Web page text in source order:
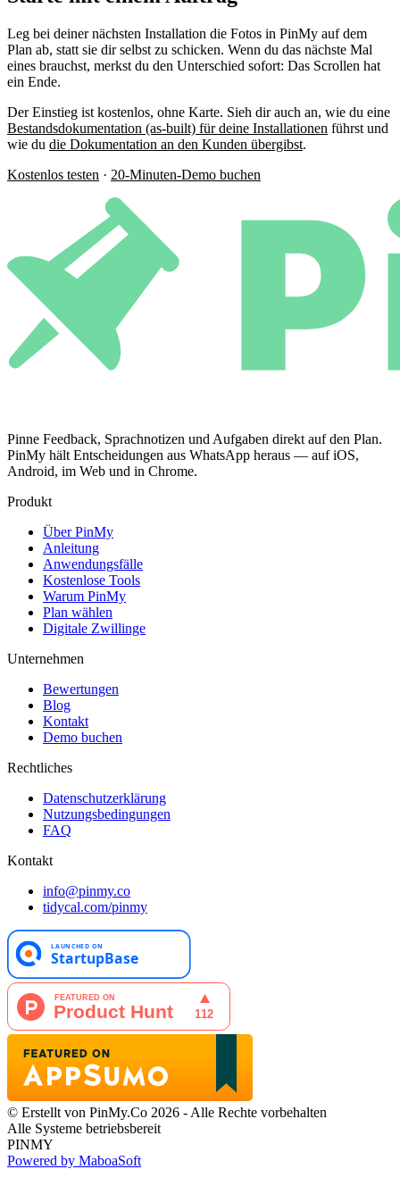
Leg bei deiner nächsten Installation die Fotos in PinMy auf dem
Plan ab, statt sie dir selbst zu schicken. Wenn du das nächste Mal
eines brauchst, merkst du den Unterschied sofort: Das Scrollen hat
ein Ende.
Der Einstieg ist kostenlos, ohne Karte. Sieh dir auch an, wie du eine
Bestandsdokumentation (as-built) für deine Installationen führst und
wie du die Dokumentation an den Kunden übergibst.
Kostenlos testen · 20-Minuten-Demo buchen
Pinne Feedback, Sprachnotizen und Aufgaben direkt auf den Plan.
PinMy hält Entscheidungen aus WhatsApp heraus — auf iOS,
Android, im Web und in Chrome.
Produkt
Über PinMy
Anleitung
Anwendungsfälle
Kostenlose Tools
Warum PinMy
Plan wählen
Digitale Zwillinge
Unternehmen
Bewertungen
Blog
Kontakt
Demo buchen
Rechtliches
Datenschutzerklärung
Nutzungsbedingungen
FAQ
Kontakt
info@pinmy.co
tidycal.com/pinmy
© Erstellt von PinMy.Co 2026 - Alle Rechte vorbehalten
Alle Systeme betriebsbereit
PINMY
Powered by MaboaSoft